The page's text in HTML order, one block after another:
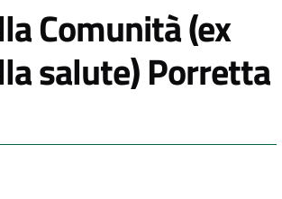
Comunità (ex
salute) Porretta